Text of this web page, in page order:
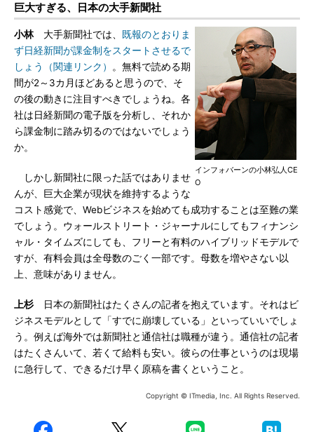
巨大すぎる、日本の大手新聞社
インフォバーンの小林弘人CE
O
小林大手新聞社では、
既報のとおりま
ず日経新聞が課金制をスタートさせるで
しょう（関連リンク）
。無料で読める期
間が2～3カ月ほどあると思うので、そ
の後の動きに注目すべきでしょうね。各
社は日経新聞の電子版を分析し、それか
ら課金制に踏み切るのではないでしょう
か。
しかし新聞社に限った話ではありませ
んが、巨大企業が現状を維持するような
コスト感覚で、Webビジネスを始めても成功することは至難の業
でしょう。ウォールストリート・ジャーナルにしてもフィナンシ
ャル・タイムズにしても、フリーと有料のハイブリッドモデルで
すが、有料会員は全母数のごく一部です。母数を増やさない以
上、意味がありません。
上杉 日本の新聞社はたくさんの記者を抱えています。それはビ
ジネスモデルとして「すでに崩壊している」といっていいでしょ
う。例えば海外では新聞社と通信社は職種が違う。通信社の記者
はたくさんいて、若くて給料も安い。彼らの仕事というのは現場
に急行して、できるだけ早く原稿を書くということ。
Copyright © ITmedia, Inc. All Rights Reserved.